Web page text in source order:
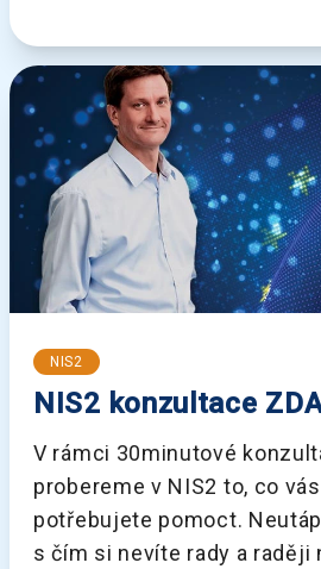
NIS2
NIS2 konzultace
V rámci 30minutové
probereme v NIS2 to, co
potřebujete pomoct.
s čím si nevíte rady a raději